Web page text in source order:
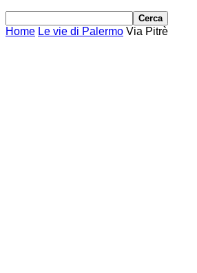
Home Le vie di Palermo Via Pitrè